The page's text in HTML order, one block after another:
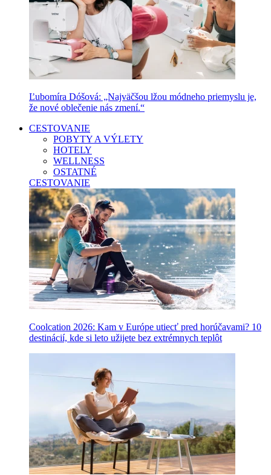
Ľubomíra Dóšová: „Najväčšou lžou módneho priemyslu je,
že nové oblečenie nás zmení.“
CESTOVANIE
POBYTY A VÝLETY
HOTELY
WELLNESS
OSTATNÉ
CESTOVANIE
Coolcation 2026: Kam v Európe utiecť pred horúčavami? 10
destinácií, kde si leto užijete bez extrémnych teplôt